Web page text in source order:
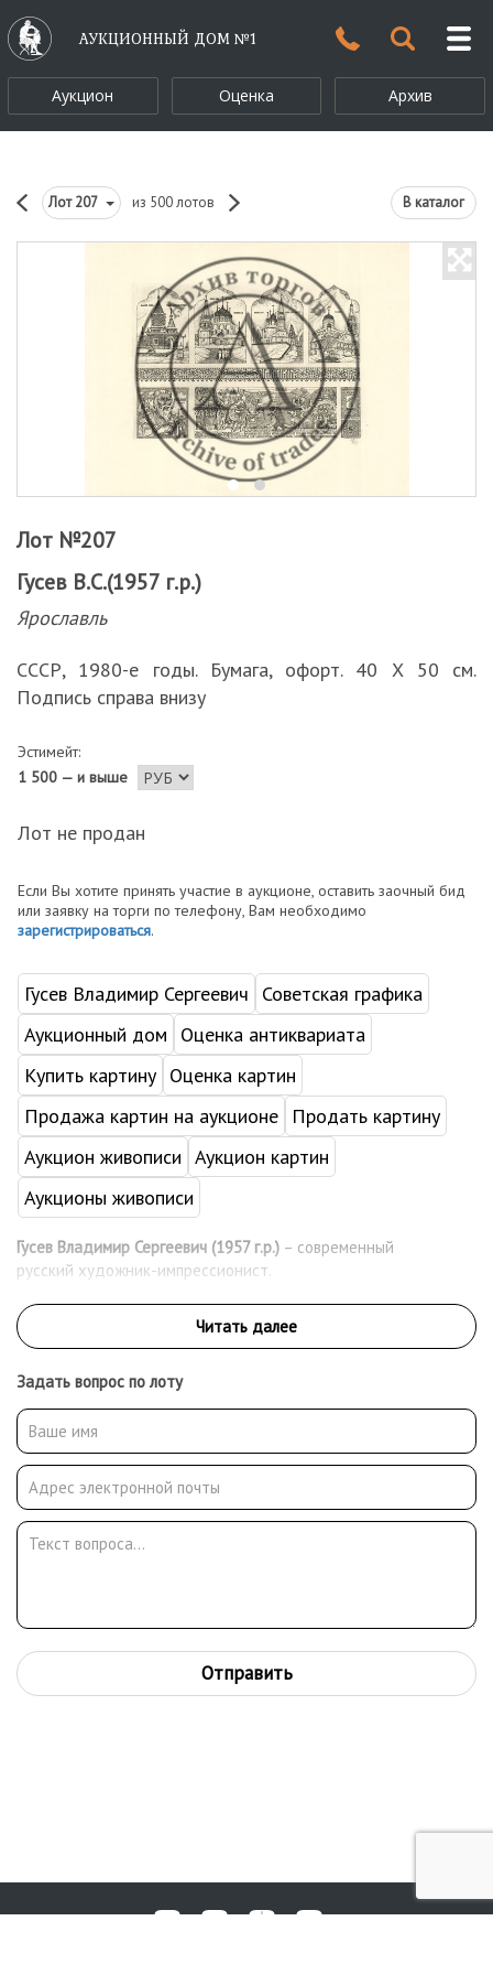
АУКЦИОННЫЙ ДОМ №1
Аукцион Оценка Архив
Лот207 из 500 лотов В каталог
Лот №207
Гусев В.С.(1957 г.р.)
Ярославль
СССР, 1980-е годы. Бумага, офорт. 40 Х 50 см.
Подпись справа внизу
Эстимейт:
1 500 — и выше
Лот не продан
Если Вы хотите принять участие в аукционе, оставить заочный бид
или заявку на торги по телефону, Вам необходимо
зарегистрироваться.
Гусев Владимир Сергеевич
Советская графика
Аукционный дом
Оценка антиквариата
Купить картину Оценка картин
Продажа картин на аукционе
Продать картину
Аукцион живописи Аукцион картин
Аукционы живописи
Гусев Владимир Сергеевич (1957 г.р.) – современный
русский художник-импрессионист.
Задать вопрос по лоту
Отправить